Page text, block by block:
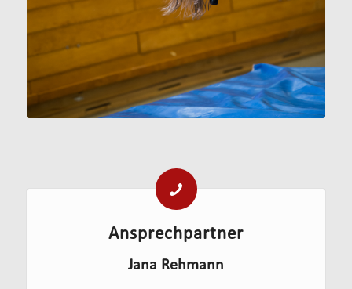
Ansprechpartner
Jana Rehmann